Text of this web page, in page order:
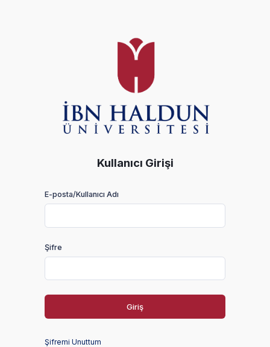
Kullanıcı Girişi
E-posta/Kullanıcı Adı
Şifre
Giriş
Şifremi Unuttum